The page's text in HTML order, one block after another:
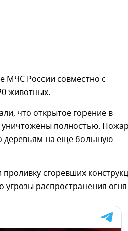
России совместно с
животных.
что открытое горение в
уничтожены полностью.
деревьям на еще большую
сгоревших
угрозы распространения